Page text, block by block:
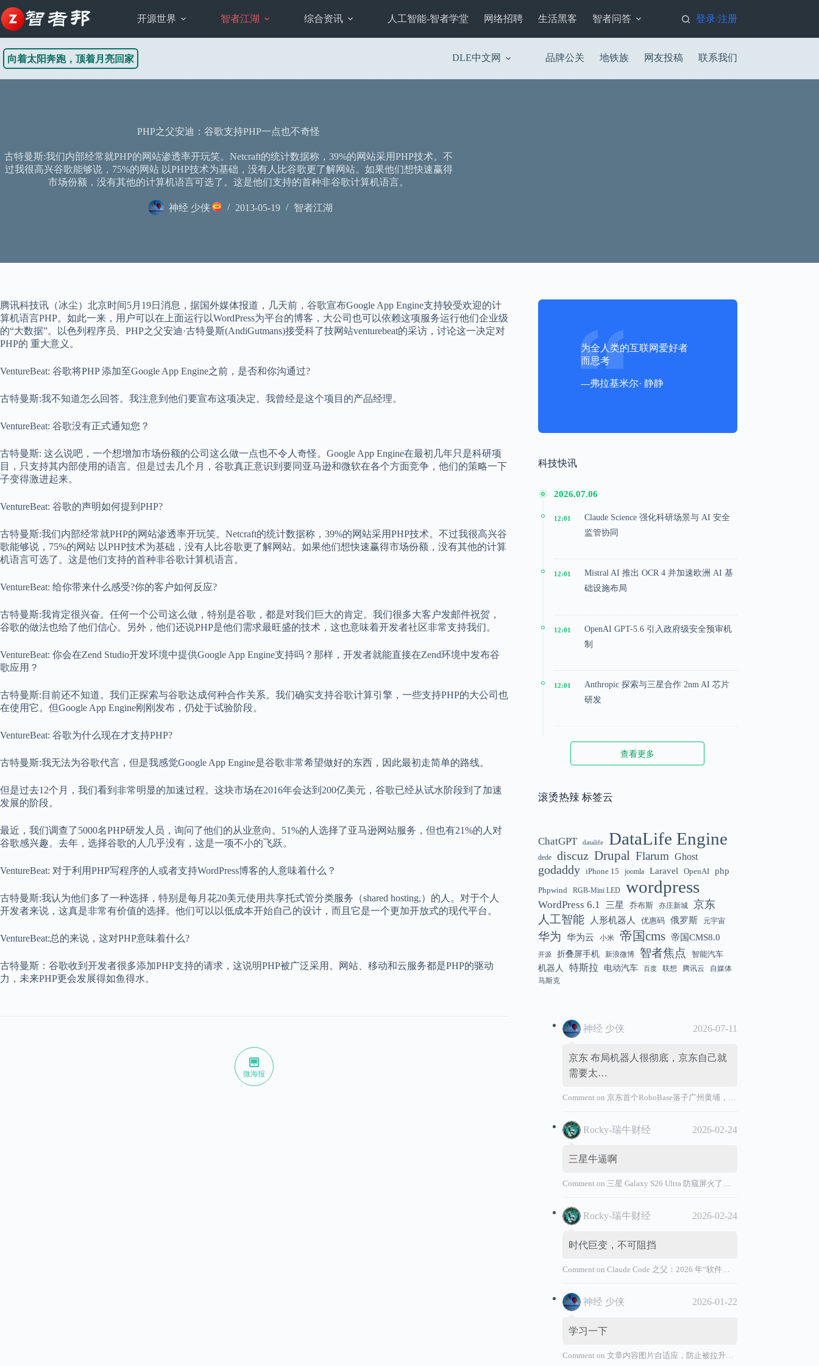
至
内
开源世界 智者江湖 综合资讯 人工智能-智者学堂 网络招聘 生活黑客 智者问答 登录/注册
向着太阳奔跑，顶着月亮回家 DLE中文网 品牌公关 地铁族 网友投稿 联系我们
PHP之父安迪：谷歌支持PHP一点也不奇怪
古特曼斯:我们内部经常就PHP的网站渗透率开玩笑。Netcraft的统计数据称，39%的网站采用PHP技术。不
过我很高兴谷歌能够说，75%的网站 以PHP技术为基础，没有人比谷歌更了解网站。如果他们想快速赢得
市场份额，没有其他的计算机语言可选了。这是他们支持的首种非谷歌计算机语言。
神经 少侠 2013-05-19 智者江湖
腾讯科技讯（冰尘）北京时间5月19日消息，据国外媒体报道，几天前，谷歌宣布Google App Engine支持较受欢迎的计
算机语言PHP。如此一来，用户可以在上面运行以WordPress为平台的博客，大公司也可以依赖这项服务运行他们企业级
的“大数据”。以色列程序员、PHP之父安迪·古特曼斯(AndiGutmans)接受科了技网站venturebeat的采访，讨论这一决定对
PHP的 重大意义。
VentureBeat: 谷歌将PHP 添加至Google App Engine之前，是否和你沟通过?
古特曼斯:我不知道怎么回答。我注意到他们要宣布这项决定。我曾经是这个项目的产品经理。
VentureBeat: 谷歌没有正式通知您？
古特曼斯: 这么说吧，一个想增加市场份额的公司这么做一点也不令人奇怪。Google App Engine在最初几年只是科研项
目，只支持其内部使用的语言。但是过去几个月，谷歌真正意识到要同亚马逊和微软在各个方面竞争，他们的策略一下
子变得激进起来。
VentureBeat: 谷歌的声明如何提到PHP?
古特曼斯:我们内部经常就PHP的网站渗透率开玩笑。Netcraft的统计数据称，39%的网站采用PHP技术。不过我很高兴谷
歌能够说，75%的网站 以PHP技术为基础，没有人比谷歌更了解网站。如果他们想快速赢得市场份额，没有其他的计算
机语言可选了。这是他们支持的首种非谷歌计算机语言。
VentureBeat: 给你带来什么感受?你的客户如何反应?
古特曼斯:我肯定很兴奋。任何一个公司这么做，特别是谷歌，都是对我们巨大的肯定。我们很多大客户发邮件祝贺，
谷歌的做法也给了他们信心。另外，他们还说PHP是他们需求最旺盛的技术，这也意味着开发者社区非常支持我们。
VentureBeat: 你会在Zend Studio开发环境中提供Google App Engine支持吗？那样，开发者就能直接在Zend环境中发布谷
歌应用？
古特曼斯:目前还不知道。我们正探索与谷歌达成何种合作关系。我们确实支持谷歌计算引擎，一些支持PHP的大公司也
在使用它。但Google App Engine刚刚发布，仍处于试验阶段。
VentureBeat: 谷歌为什么现在才支持PHP?
古特曼斯:我无法为谷歌代言，但是我感觉Google App Engine是谷歌非常希望做好的东西，因此最初走简单的路线。
但是过去12个月，我们看到非常明显的加速过程。这块市场在2016年会达到200亿美元，谷歌已经从试水阶段到了加速
发展的阶段。
最近，我们调查了5000名PHP研发人员，询问了他们的从业意向。51%的人选择了亚马逊网站服务，但也有21%的人对
谷歌感兴趣。去年，选择谷歌的人几乎没有，这是一项不小的飞跃。
VentureBeat: 对于利用PHP写程序的人或者支持WordPress博客的人意味着什么？
古特曼斯:我认为他们多了一种选择，特别是每月花20美元使用共享托式管分类服务（shared hosting,）的人。对于个人
开发者来说，这真是非常有价值的选择。他们可以以低成本开始自己的设计，而且它是一个更加开放式的现代平台。
VentureBeat:总的来说，这对PHP意味着什么?
古特曼斯：谷歌收到开发者很多添加PHP支持的请求，这说明PHP被广泛采用。网站、移动和云服务都是PHP的驱动
力，未来PHP更会发展得如鱼得水。
微海报
为全人类的互联网爱好者
而思考
---弗拉基米尔· 静静
科技快讯
2026.07.06
12:01
Claude Science 强化科研场景与 AI 安全
监管协同
12:01
Mistral AI 推出 OCR 4 并加速欧洲 AI 基
础设施布局
12:01
OpenAI GPT-5.6 引入政府级安全预审机
制
12:01
Anthropic 探索与三星合作 2nm AI 芯片
研发
12:01
Microsoft 投入 25 亿美元成立 AI 落地实
12:01
Meta 内部模型接近 GPT-5.5 水平，基础
12:01
Gemini 3.5 Flash 强化“AI 操作系统级代
理能力”
12:01
美国解除 Anthropic Fable / Mythos 模型
出口限制
查看更多
滚烫热辣 标签云
ChatGPT datalife DataLife Engine
dede discuz Drupal Flarum Ghost
godaddy iPhone 15 joomla Laravel OpenAI php
Phpwind RGB-Mini LED wordpress
WordPress 6.1 三星 乔布斯 亦庄新城 京东
人工智能 人形机器人 优惠码 俄罗斯 元宇宙
华为 华为云 小米 帝国cms 帝国CMS8.0
开源 折叠屏手机 新浪微博 智者焦点
智能汽车
机器人
特斯拉 电动汽车 百度 联想 腾讯云
自媒体
马斯克
神经 少侠 2026-07-11
京东 布局机器人很彻底，京东自己就
需要太…
Comment on京东首个RoboBase落子广州黄埔，加码机器人产业基础设施布局
Rocky-瑞牛财经 2026-02-24
三星牛逼啊
Comment on 三星 Galaxy S26 Ultra 防窥屏火了，全球核心战略伙伴名单大曝光
Rocky-瑞牛财经 2026-02-24
时代巨变，不可阻挡
Comment onClaude Code 之父：2026 年“软件工程师”退出历史舞台
神经 少侠 2026-01-22
学习一下
Comment on文章内容图片自适应，防止被拉升变形